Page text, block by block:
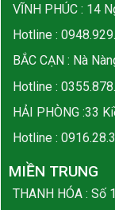
VĨNH PHÚC : 14
Hotline :
BẮC CẠN : Nà
Hotline :
HẢI PHÒNG :33
Hotline :
MIỀN TRUNG
THANH HÓA : Số